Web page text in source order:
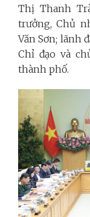
Thị Thanh
trưởng, Chủ
Văn Sơn; lãnh
Chỉ đạo và
thành phố.